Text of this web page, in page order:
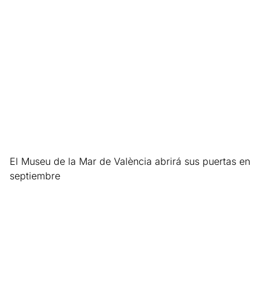
El Museu de la Mar de València abrirá sus puertas en
septiembre